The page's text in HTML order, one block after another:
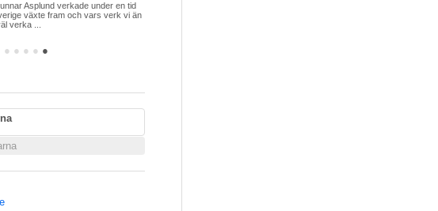
● ● ● ● ●
Asplund verkade under en tid
växte fram och vars verk vi än
verka ...